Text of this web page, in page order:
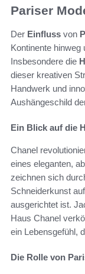
Pariser
Der Einfluss von
Kontinente hinweg
Insbesondere die
dieser kreativen
Handwerk und
Aushängeschild
Ein Blick auf die
Chanel
eines eleganten,
zeichnen sich
Schneiderkunst
ausgerichtet ist.
Haus Chanel
ein Lebensgefühl,
Die Rolle von